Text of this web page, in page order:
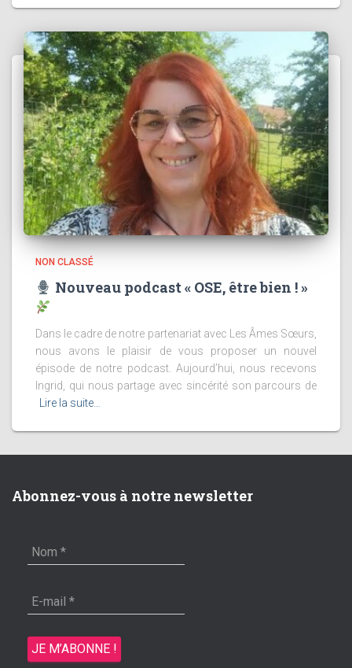
NON CLASSÉ
Nouveau podcast « OSE, être bien ! »
Dans le cadre de notre partenariat avec Les Âmes Sœurs,
nous avons le plaisir de vous proposer un nouvel
épisode de notre podcast. Aujourd’hui, nous recevons
Ingrid, qui nous partage avec sincérité son parcours de
Lire la suite…
Abonnez-vous à notre newsletter